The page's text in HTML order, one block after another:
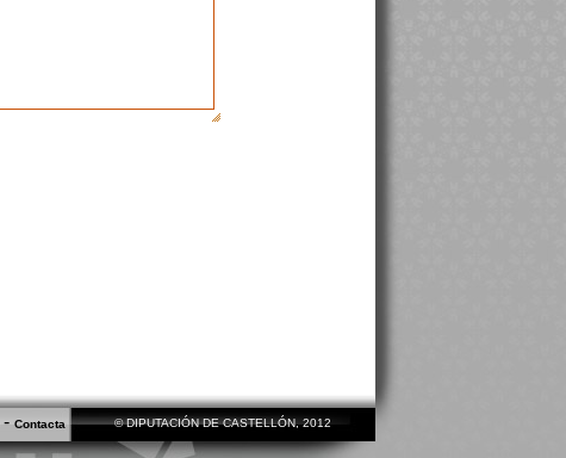
- Contacta © DIPUTACIÓN DE CASTELLÓN, 2012